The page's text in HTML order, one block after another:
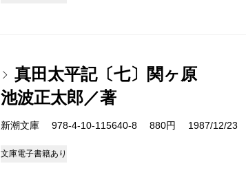
真田太平記〔七〕関ヶ原
池波正太郎／著
新潮文庫 978-4-10-115640-8 880円 1987/12/23
文庫電子書籍あり